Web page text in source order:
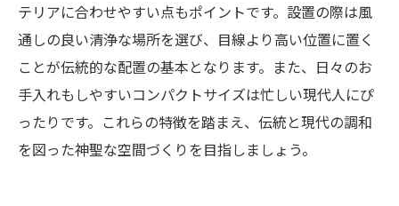
テリアに合わせやすい点もポイントです。設置の際は風
通しの良い清浄な場所を選び、目線より高い位置に置く
ことが伝統的な配置の基本となります。また、日々のお
手入れもしやすいコンパクトサイズは忙しい現代人にぴ
ったりです。これらの特徴を踏まえ、伝統と現代の調和
を図った神聖な空間づくりを目指しましょう。